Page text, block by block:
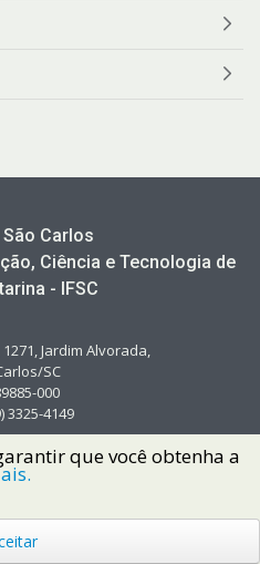
Carlos
Ciência e Tecnologia de
- IFSC
Jardim Alvorada,
SC
000
3325-4149
de Santa Catarina IFSC
que você obtenha a